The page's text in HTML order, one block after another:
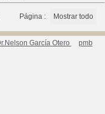
Página : Mostrar todo
García Otero pmb